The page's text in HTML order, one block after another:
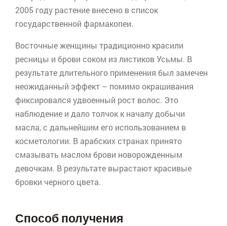
2005 году растение внесено в список
государственной фармакопеи.
Восточные женщины традиционно красили
ресницы и брови соком из листиков Усьмы. В
результате длительного применения был замечен
неожиданный эффект – помимо окрашивания
фиксировался удвоенный рост волос. Это
наблюдение и дало толчок к началу добычи
масла, с дальнейшим его использованием в
косметологии. В арабских странах принято
смазывать маслом брови новорожденным
девочкам. В результате вырастают красивые
бровки черного цвета.
Способ получения